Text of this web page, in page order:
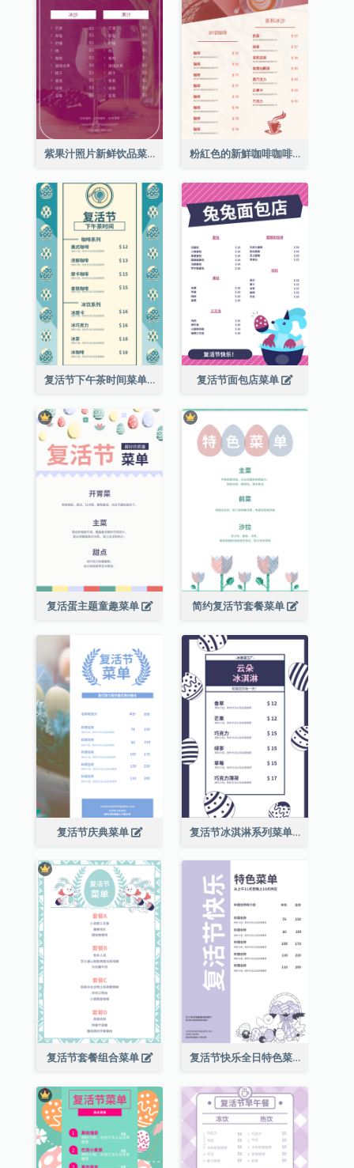
紫果汁照片新鲜饮品菜单 粉紅色的新鮮咖啡咖啡館照片簡單菜單
复活节下午茶时间菜单 复活节面包店菜单
复活蛋主题童趣菜单 简约复活节套餐菜单
复活节庆典菜单 复活节冰淇淋系列菜单
复活节套餐组合菜单 复活节快乐全日特色菜单